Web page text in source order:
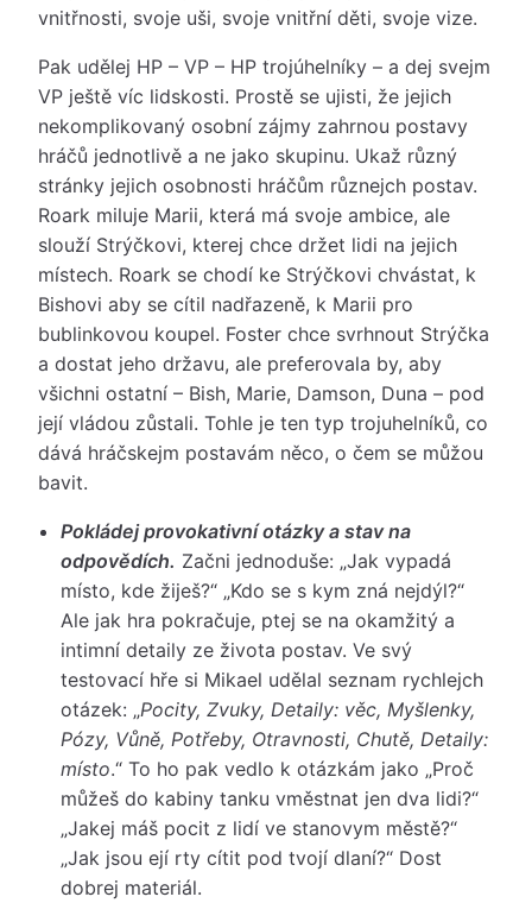
vnitřnosti, svoje uši, svoje vnitřní děti, svoje vize.
Pak udělej HP – VP – HP trojúhelníky – a dej svejm
VP ještě víc lidskosti. Prostě se ujisti, že jejich
nekomplikovaný osobní zájmy zahrnou postavy
hráčů jednotlivě a ne jako skupinu. Ukaž různý
stránky jejich osobnosti hráčům různejch postav.
Roark miluje Marii, která má svoje ambice, ale
slouží Strýčkovi, kterej chce držet lidi na jejich
místech. Roark se chodí ke Strýčkovi chvástat, k
Bishovi aby se cítil nadřazeně, k Marii pro
bublinkovou koupel. Foster chce svrhnout Strýčka
a dostat jeho državu, ale preferovala by, aby
všichni ostatní – Bish, Marie, Damson, Duna – pod
její vládou zůstali. Tohle je ten typ trojuhelníků, co
dává hráčskejm postavám něco, o čem se můžou
bavit.
Pokládej provokativní otázky a stav na
odpovědích. Začni jednoduše: „Jak vypadá
místo, kde žiješ?“ „Kdo se s kym zná nejdýl?“
Ale jak hra pokračuje, ptej se na okamžitý a
intimní detaily ze života postav. Ve svý
testovací hře si Mikael udělal seznam rychlejch
otázek: „Pocity, Zvuky, Detaily: věc, Myšlenky,
Pózy, Vůně, Potřeby, Otravnosti, Chutě, Detaily:
místo.“ To ho pak vedlo k otázkám jako „Proč
můžeš do kabiny tanku vměstnat jen dva lidi?“
„Jakej máš pocit z lidí ve stanovym městě?“
„Jak jsou ejí rty cítit pod tvojí dlaní?“ Dost
dobrej materiál.